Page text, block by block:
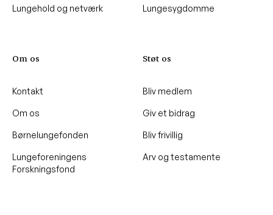
Lungehold og netværk Lungesygdomme
Om os
Kontakt
Om os
Børnelungefonden
Lungeforeningens
Forskningsfond
Støt os
Bliv medlem
Giv et bidrag
Bliv frivillig
Arv og testamente